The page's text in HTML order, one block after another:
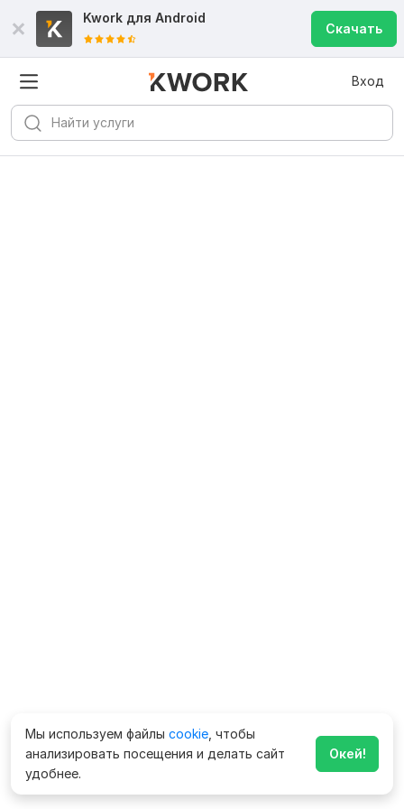
Kwork для Android
Скачать
Вход
Мы используем файлы cookie , чтобы
анализировать посещения и делать сайт
удобнее.
Окей!